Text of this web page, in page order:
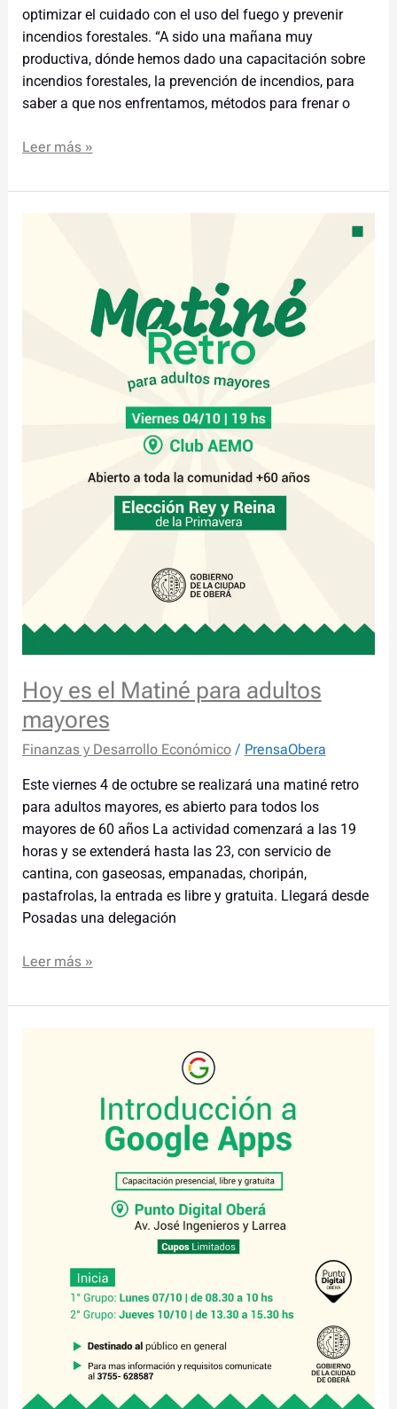
optimizar el cuidado con el uso del fuego y prevenir
incendios forestales. “A sido una mañana muy
productiva, dónde hemos dado una capacitación sobre
incendios forestales, la prevención de incendios, para
saber a que nos enfrentamos, métodos para frenar o
Leer más »
Hoy es el Matiné para adultos
mayores
Finanzas y Desarrollo Económico/ PrensaObera
Este viernes 4 de octubre se realizará una matiné retro
para adultos mayores, es abierto para todos los
mayores de 60 años La actividad comenzará a las 19
horas y se extenderá hasta las 23, con servicio de
cantina, con gaseosas, empanadas, choripán,
pastafrolas, la entrada es libre y gratuita. Llegará desde
Posadas una delegación
Leer más »